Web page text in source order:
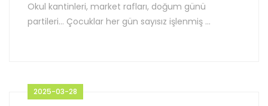
Okul kantinleri, market rafları, doğum günü
partileri… Çocuklar her gün sayısız işlenmiş ...
2025-03-28